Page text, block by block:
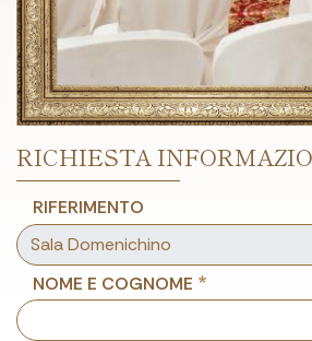
RICHIESTA
RIFERIMENTO
NOME E COGNOME